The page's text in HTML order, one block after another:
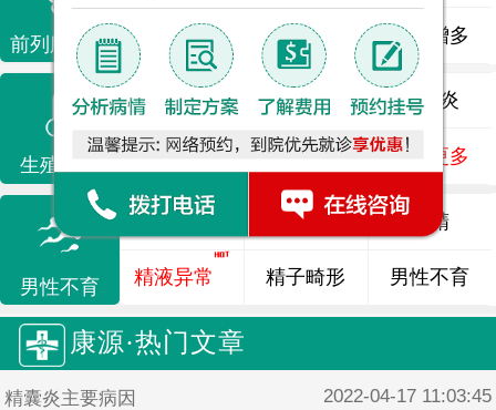
前列腺疾病 前列腺增生 排尿不畅 夜尿增多
生殖感染
龟头炎 睾丸炎 尿道炎
尿相关 泌尿感染 了解更多
男性不育
死精 少精 弱精
精液异常 精子畸形 男性不育
康源·热门文章
精囊炎主要病因 2022-04-17 11:03:45